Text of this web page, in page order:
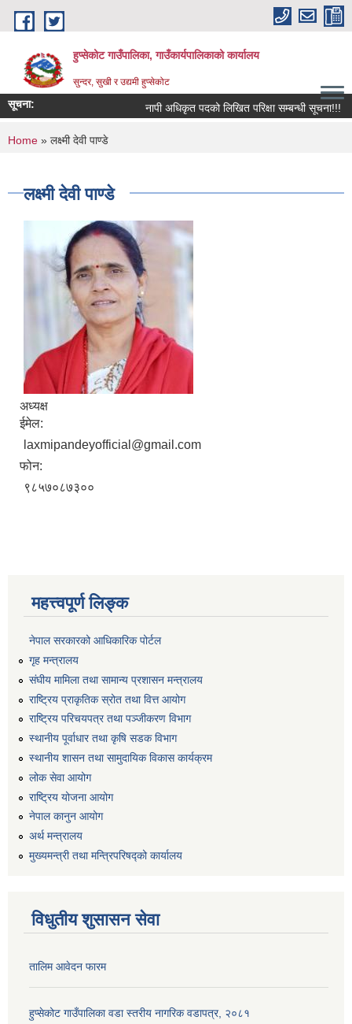
Skip to main content
हुप्सेकोट गाउँपालिका, गाउँकार्यपालिकाको कार्यालय
सुन्दर, सुखी र उद्यमी हुप्सेकोट
सूचना: नापी अधिकृत पदको लिखित परिक्षा सम्बन्धी सूचना!!!
You are here
Home » लक्ष्मी देवी पाण्डे
लक्ष्मी देवी पाण्डे
अध्यक्ष
ईमेल:
laxmipandeyofficial@gmail.com
फोन:
९८५७०८७३००
महत्त्वपूर्ण लिङ्क
नेपाल सरकारको आधिकारिक पोर्टल
गृह मन्त्रालय
संघीय मामिला तथा सामान्य प्रशासन मन्त्रालय
राष्ट्रिय प्राकृतिक स्रोत तथा वित्त आयोग
राष्ट्रिय परिचयपत्र तथा पञ्जीकरण विभाग
स्थानीय पूर्वाधार तथा कृषि सडक विभाग
स्थानीय शासन तथा सामुदायिक विकास कार्यक्रम
लोक सेवा आयोग
राष्ट्रिय योजना आयोग
नेपाल कानुन आयोग
अर्थ मन्त्रालय
मुख्यमन्त्री तथा मन्त्रिपरिषद्को कार्यालय
विधुतीय शुसासन सेवा
तालिम आवेदन फारम
हुप्सेकोट गाउँपालिका वडा स्तरीय नागरिक वडापत्र, २०८१